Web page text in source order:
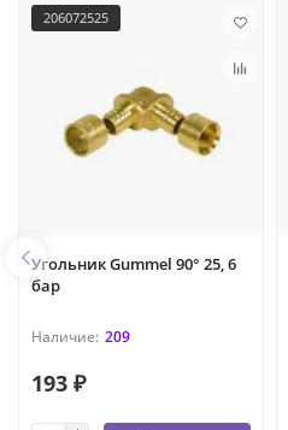
206072525
Угольник Gummel 90° 25, 6
бар
209
193 ₽